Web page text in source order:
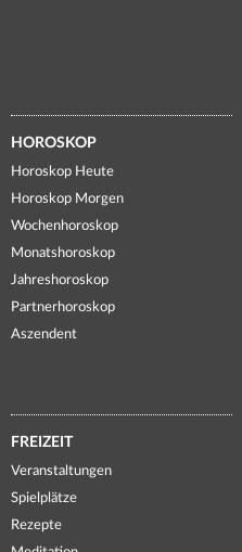
HOROSKOP
Horoskop Heute
Horoskop Morgen
Wochenhoroskop
Monatshoroskop
Jahreshoroskop
Partnerhoroskop
Aszendent
FREIZEIT
Veranstaltungen
Spielplätze
Rezepte